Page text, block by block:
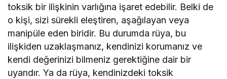
toksik bir ilişkinin varlığına işaret edebilir. Belki de
o kişi, sizi sürekli eleştiren, aşağılayan veya
manipüle eden biridir. Bu durumda rüya, bu
ilişkiden uzaklaşmanız, kendinizi korumanız ve
kendi değerinizi bilmeniz gerektiğine dair bir
uyarıdır. Ya da rüya, kendinizdeki toksik